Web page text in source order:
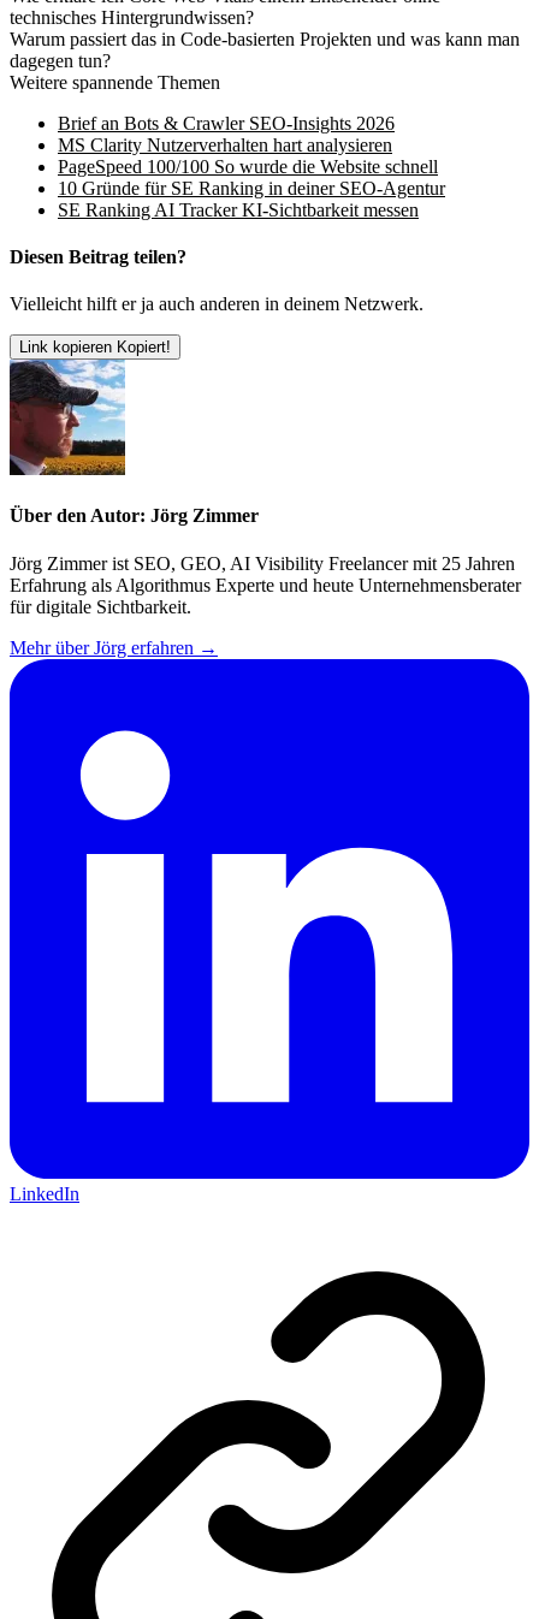
technisches Hintergrundwissen?
Warum passiert das in Code-basierten Projekten und was kann man
dagegen tun?
Weitere spannende Themen
Brief an Bots & Crawler SEO-Insights 2026
MS Clarity Nutzerverhalten hart analysieren
PageSpeed 100/100 So wurde die Website schnell
10 Gründe für SE Ranking in deiner SEO-Agentur
SE Ranking AI Tracker KI-Sichtbarkeit messen
Diesen Beitrag teilen?
Vielleicht hilft er ja auch anderen in deinem Netzwerk.
Link kopieren Kopiert!
Über den Autor: Jörg Zimmer
Jörg Zimmer ist SEO, GEO, AI Visibility Freelancer mit 25 Jahren
Erfahrung als Algorithmus Experte und heute Unternehmensberater
für digitale Sichtbarkeit.
Mehr über Jörg erfahren →
LinkedIn